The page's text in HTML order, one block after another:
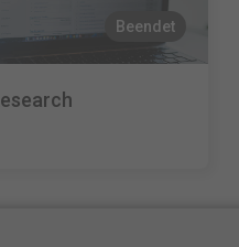
Beendet